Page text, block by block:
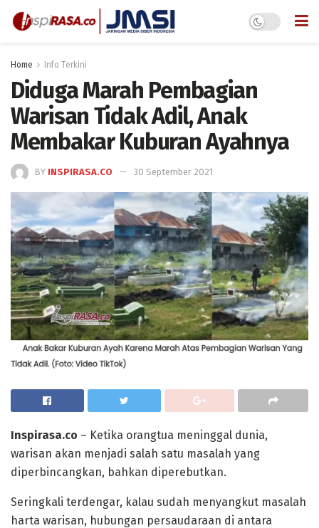
Home Info Terkini
Diduga Marah Pembagian
Warisan Tidak Adil, Anak
Membakar Kuburan Ayahnya
BY INSPIRASA.CO 30 September 2021
Inspirasa.co – Ketika orangtua meninggal dunia,
warisan akan menjadi salah satu masalah yang
diperbincangkan, bahkan diperebutkan.
Seringkali terdengar, kalau sudah menyangkut masalah
harta warisan, hubungan persaudaraan di antara